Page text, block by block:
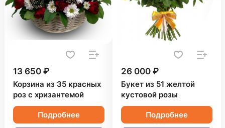
13 650 ₽
Корзина из 35 красных
роз с хризантемой
Подробнее
26 000 ₽
Букет из 51 желтой
кустовой розы
Подробнее